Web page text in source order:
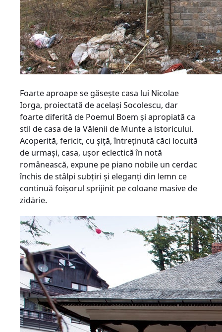
Foarte aproape se găseşte casa lui Nicolae
Iorga, proiectată de acelaşi Socolescu, dar
foarte diferită de Poemul Boem şi apropiată ca
stil de casa de la Vălenii de Munte a istoricului.
Acoperită, fericit, cu şiţă, întreţinută căci locuită
de urmaşi, casa, uşor eclectică în notă
românească, expune pe piano nobile un cerdac
închis de stâlpi subţiri şi eleganţi din lemn ce
continuă foişorul sprijinit pe coloane masive de
zidărie.